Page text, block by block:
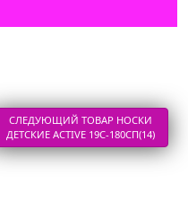
СЛЕДУЮЩИЙ ТОВАР НОСКИ
ДЕТСКИЕ ACTIVE 19С-180СП(14)